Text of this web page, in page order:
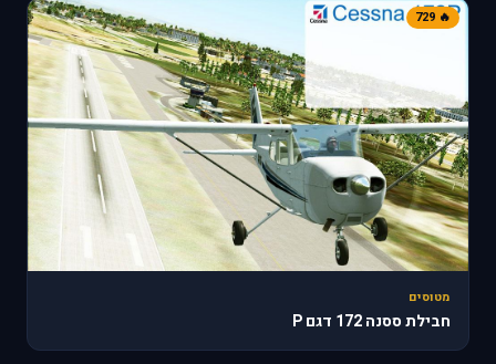
🔥 729
מטוסים
חבילת ססנה 172 דגם P